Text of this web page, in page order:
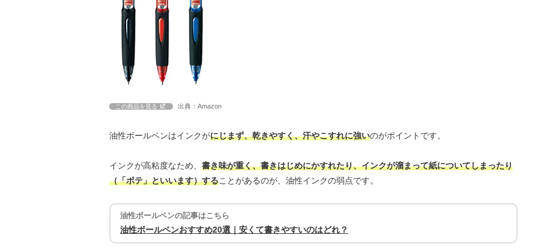
この商品を見る 出典：Amazon
油性ボールペンはインクがにじまず、乾きやすく、汗やこすれに強いのがポイントです。
インクが高粘度なため、 書き味が重く、書きはじめにかすれたり、インクが溜まって紙についてしまったり
（「ボテ」といいます）することがあるのが、油性インクの弱点です。
油性ボールペンの記事はこちら
油性ボールペンおすすめ20選｜安くて書きやすいのはどれ？